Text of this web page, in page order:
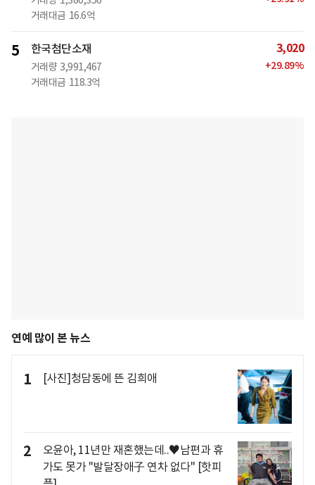
거래대금 16.6억
5 한국첨단소재
거래량 3,991,467
거래대금 118.3억
3,020
+29.89%
연예 많이 본 뉴스
1 [사진]청담동에 뜬 김희애
2
오윤아, 11년만 재혼했는데..♥남편과 휴
가도 못가 "발달장애子 연차 없다" [핫피